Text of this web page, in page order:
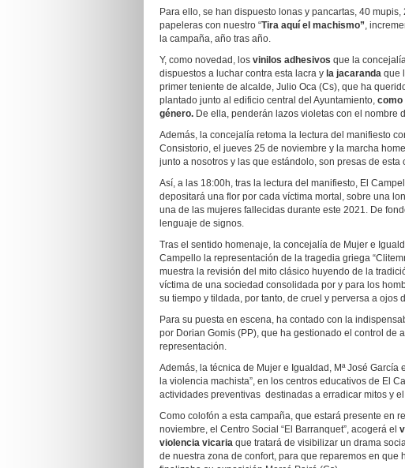
Para ello, se han dispuesto lonas y pancartas, 40
papeleras con nuestro “Tira aquí el machismo”,
la campaña, año tras año.
Y, como novedad, los vinilos adhesivos que la
dispuestos a luchar contra esta lacra y la jacaranda que
primer teniente de alcalde, Julio Oca (Cs), que ha
plantado junto al edificio central del Ayuntamiento, como
género. De ella, penderán lazos violetas con el nombre
Además, la concejalía retoma la lectura del manifiesto
Consistorio, el jueves 25 de noviembre y la marcha
junto a nosotros y las que estándolo, son presas de esta
Así, a las 18:00h, tras la lectura del manifiesto, El
depositará una flor por cada víctima mortal, sobre una
una de las mujeres fallecidas durante este 2021. De
lenguaje de signos.
Tras el sentido homenaje, la concejalía de Mujer e
Campello la representación de la tragedia griega
muestra la revisión del mito clásico huyendo de la
víctima de una sociedad consolidada por y para los
su tiempo y tildada, por tanto, de cruel y perversa a ojos
Para su puesta en escena, ha contado con la
por Dorian Gomis (PP), que ha gestionado el control de
representación.
Además, la técnica de Mujer e Igualdad, Mª José
la violencia machista”, en los centros educativos de El
actividades preventivas destinadas a erradicar mitos y
Como colofón a esta campaña, que estará presente en
noviembre, el Centro Social “El Barranquet”, acogerá el
violencia vicaria que tratará de visibilizar un drama
de nuestra zona de confort, para que reparemos en que